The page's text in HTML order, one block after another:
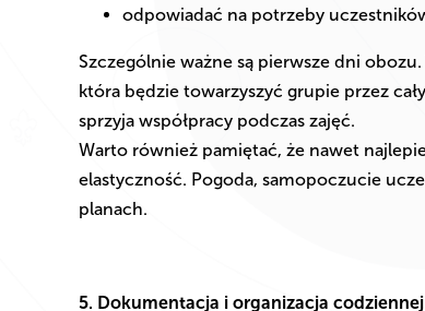
odpowiadać na potrzeby
Szczególnie ważne są pierwsze dni
która będzie towarzyszyć grupie przez
sprzyja współpracy podczas zajęć.
Warto również pamiętać, że nawet
elastyczność. Pogoda, samopoczucie
planach.
5. Dokumentacja i organizacja